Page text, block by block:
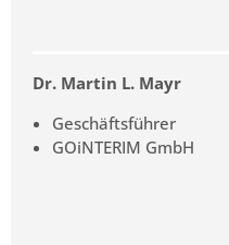
Dr. Martin L. Mayr
Geschäftsführer
GOiNTERIM GmbH